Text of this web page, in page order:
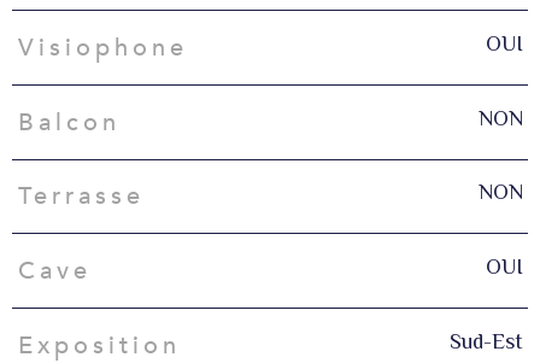
Visiophone OUI
Balcon NON
Terrasse NON
Cave OUI
Exposition Sud-Est